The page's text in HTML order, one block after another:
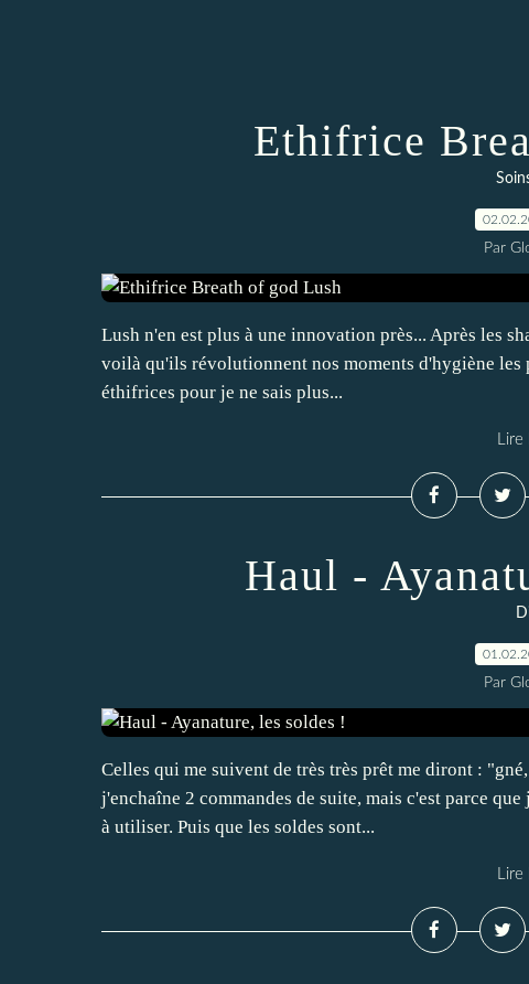
Ethifrice
Par
Lush n'en est plus à une innovation près... Après les
voilà qu'ils révolutionnent nos moments d'hygiène
éthifrices pour je ne sais plus...
Lire
Haul -
Par
Celles qui me suivent de très très prêt me diront :
j'enchaîne 2 commandes de suite, mais c'est parce
à utiliser. Puis que les soldes sont...
Lire